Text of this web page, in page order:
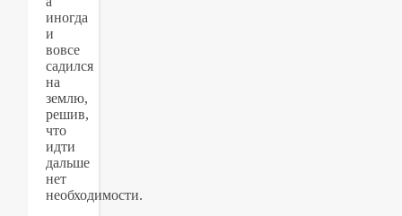
иногда
и
вовсе
садился
на
землю,
решив,
что
идти
дальше
нет
необходимости.